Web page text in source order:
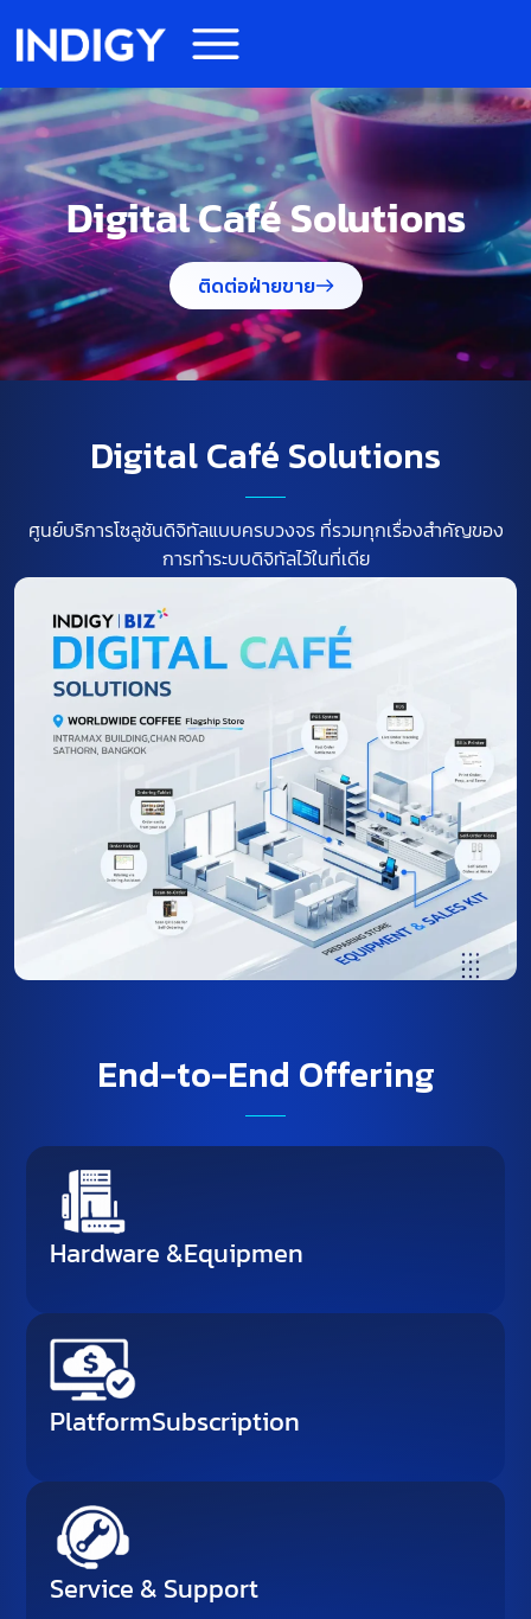
Digital Café Solutions
ติดต่อฝ่ายขาย
Digital Café Solutions
ศูนย์บริการโซลูชันดิจิทัลแบบครบวงจร ที่รวมทุกเรื่องสำคัญของ
การทำระบบดิจิทัลไว้ในที่เดีย
End-to-End Offering
Hardware &​Equipmen
Platform​Subscription
Service & ​Support​